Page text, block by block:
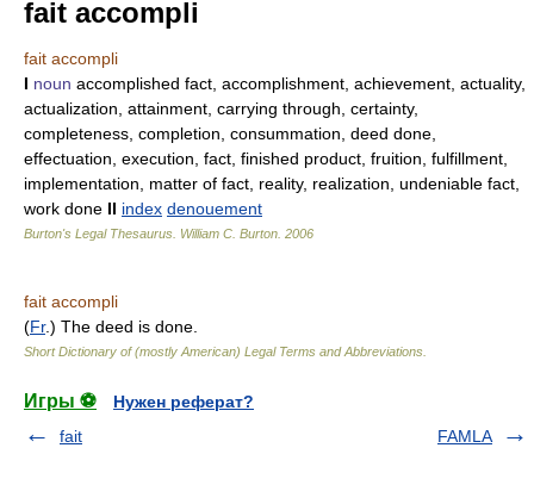
fait accompli
fait accompli
I noun accomplished fact, accomplishment, achievement, actuality,
actualization, attainment, carrying through, certainty,
completeness, completion, consummation, deed done,
effectuation, execution, fact, finished product, fruition, fulfillment,
implementation, matter of fact, reality, realization, undeniable fact,
work done II index denouement
Burton's Legal Thesaurus. William C. Burton 2006
fait accompli
(Fr.) The deed is done.
Short Dictionary of (mostly American) Legal Terms and Abbreviations.
Игры ⚽
Нужен реферат?
fait
FAMLA